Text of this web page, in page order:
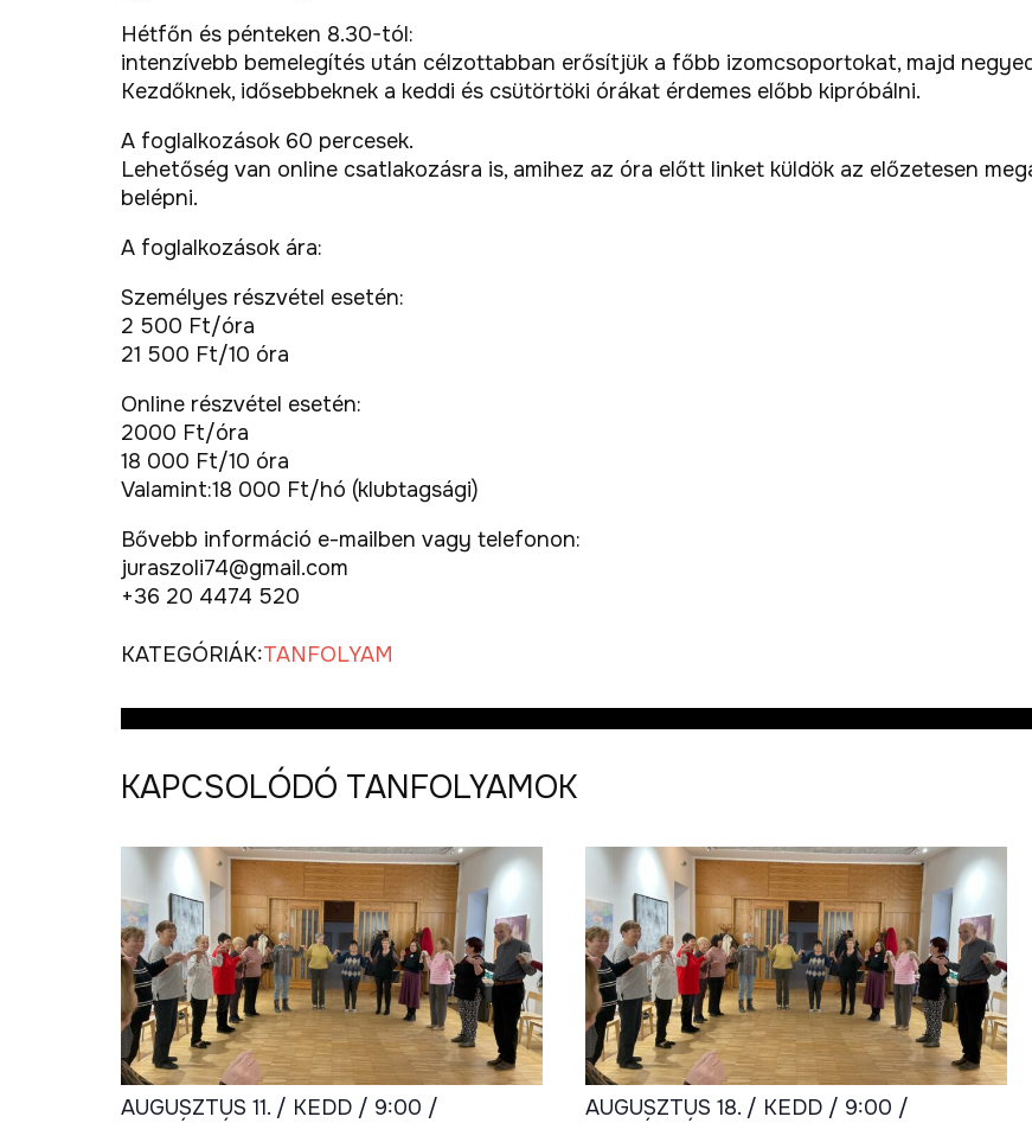
Hétfőn és pénteken 8.30-tól:
intenzívebb bemelegítés után célzottabban erősítjük a főbb izomcsoportokat, majd
Kezdőknek, idősebbeknek a keddi és csütörtöki órákat érdemes előbb kipróbálni.
A foglalkozások 60 percesek.
Lehetőség van online csatlakozásra is, amihez az óra előtt linket küldök az előzetesen
belépni.
A foglalkozások ára:
Személyes részvétel esetén:
2 500 Ft/óra
21 500 Ft/10 óra
Online részvétel esetén:
2000 Ft/óra
18 000 Ft/10 óra
Valamint:18 000 Ft/hó (klubtagsági)
Bővebb információ e-mailben vagy telefonon:
juraszoli74@gmail.com
+36 20 4474 520
KATEGÓRIÁK:TANFOLYAM
KAPCSOLÓDÓ TANFOLYAMOK
AUGUSZTUS 11. / KEDD / 9:00 /
AUGUSZTUS 18. / KEDD / 9:00 /